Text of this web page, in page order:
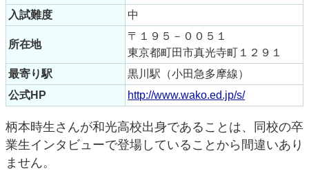
入試難度
中
所在地
〒１９５－００５１
東京都町田市真光寺町１２９１
最寄り駅
黒川駅（小田急多摩線）
公式HP
http://www.wako.ed.jp/s/
柄本時生さんが和光高校出身であることは、同校の卒
業生インタビューで登場していることから間違いあり
ません。